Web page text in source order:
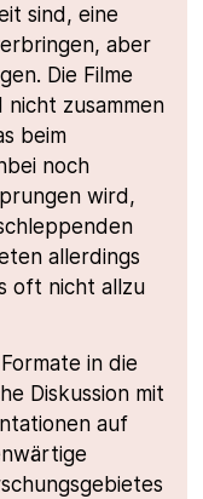
sind, eine
aber
Die Filme
zusammen
beim
noch
wird,
allerdings
oft nicht allzu
in die
Diskussion mit
auf